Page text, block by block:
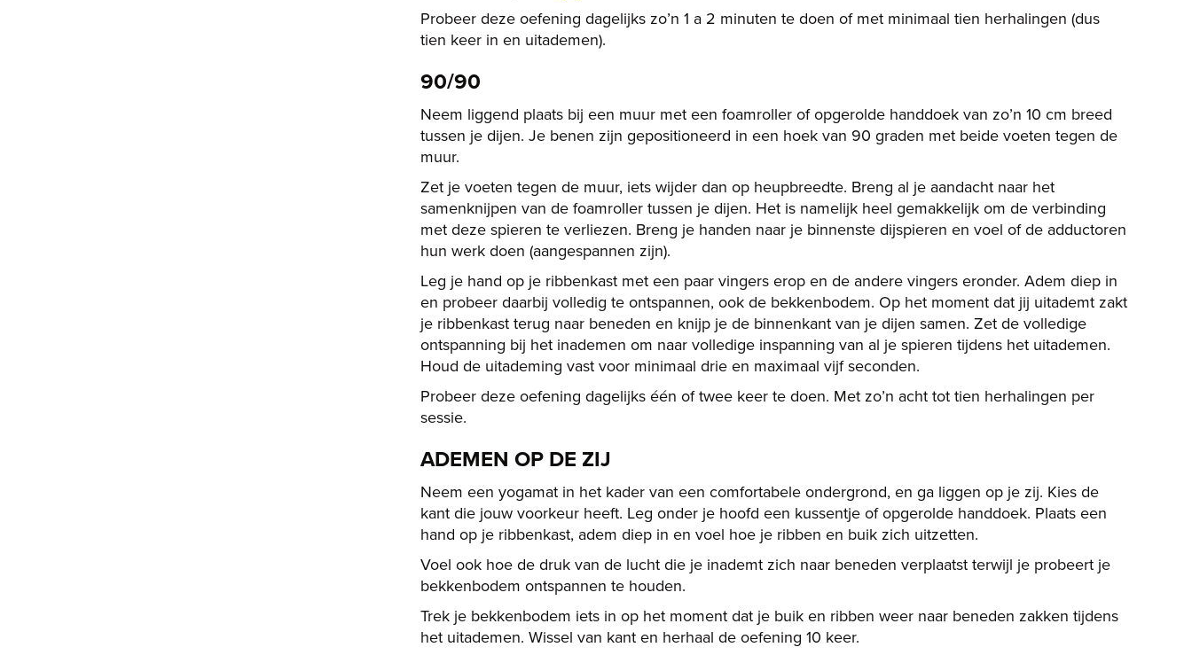
Probeer deze oefening dagelijks zo’n 1 a 2 minuten te doen of met minimaal tien herhalingen (dus
tien keer in en uitademen).
90/90
Neem liggend plaats bij een muur met een foamroller of opgerolde handdoek van zo’n 10 cm breed
tussen je dijen. Je benen zijn gepositioneerd in een hoek van 90 graden met beide voeten tegen de
muur.
Zet je voeten tegen de muur, iets wijder dan op heupbreedte. Breng al je aandacht naar het
samenknijpen van de foamroller tussen je dijen. Het is namelijk heel gemakkelijk om de verbinding
met deze spieren te verliezen. Breng je handen naar je binnenste dijspieren en voel of de adductoren
hun werk doen (aangespannen zijn).
Leg je hand op je ribbenkast met een paar vingers erop en de andere vingers eronder. Adem diep in
en probeer daarbij volledig te ontspannen, ook de bekkenbodem. Op het moment dat jij uitademt zakt
je ribbenkast terug naar beneden en knijp je de binnenkant van je dijen samen. Zet de volledige
ontspanning bij het inademen om naar volledige inspanning van al je spieren tijdens het uitademen.
Houd de uitademing vast voor minimaal drie en maximaal vijf seconden.
Probeer deze oefening dagelijks één of twee keer te doen. Met zo’n acht tot tien herhalingen per
sessie.
ADEMEN OP DE ZIJ
Neem een yogamat in het kader van een comfortabele ondergrond, en ga liggen op je zij. Kies de
kant die jouw voorkeur heeft. Leg onder je hoofd een kussentje of opgerolde handdoek. Plaats een
hand op je ribbenkast, adem diep in en voel hoe je ribben en buik zich uitzetten.
Voel ook hoe de druk van de lucht die je inademt zich naar beneden verplaatst terwijl je probeert je
bekkenbodem ontspannen te houden.
Trek je bekkenbodem iets in op het moment dat je buik en ribben weer naar beneden zakken tijdens
het uitademen. Wissel van kant en herhaal de oefening 10 keer.